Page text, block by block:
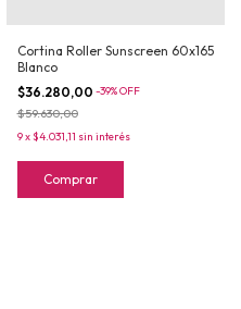
Cortina Roller Sunscreen 60x165
Blanco
$36.280,00 -39%OFF
$59.630,00
9x$4.031,11 sin interés
Comprar